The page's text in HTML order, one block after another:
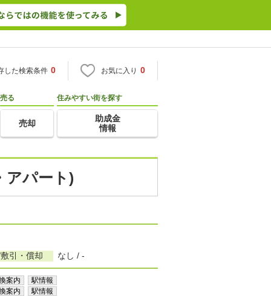
した検索条件 0 お気に入り 0
売る
売却
住みやすい街を探す
助成金
情報
アパート)
引・償却 なし / -
案内 駅情報
案内 駅情報